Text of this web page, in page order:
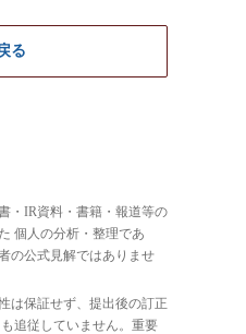
る
・IR資料・書籍・報道等の
個人の分析・整理であ
の公式見解ではありませ
は保証せず、提出後の訂正
追従していません。重要